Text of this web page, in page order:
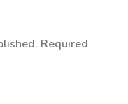
Required